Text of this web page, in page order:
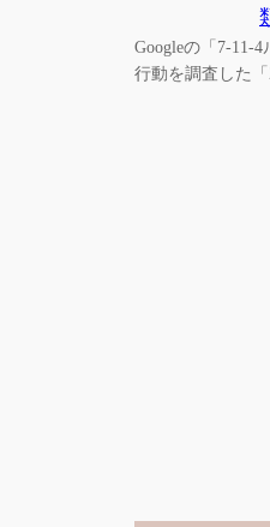
Googleの「7-11-
行動を調査した